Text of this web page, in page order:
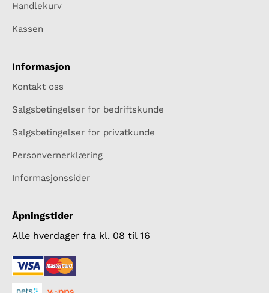
Handlekurv
Kassen
Informasjon
Kontakt oss
Salgsbetingelser for bedriftskunde
Salgsbetingelser for privatkunde
Personvernerklæring
Informasjonssider
Åpningstider
Alle hverdager fra kl. 08 til 16